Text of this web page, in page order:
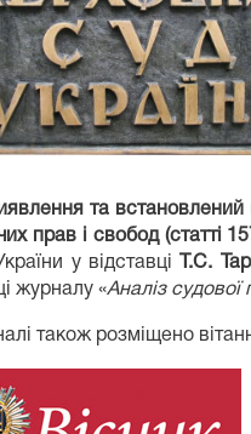
та встановлений
прав і свобод (статті
у відставці
Т.С.
журналу «Аналіз судової
також розміщено